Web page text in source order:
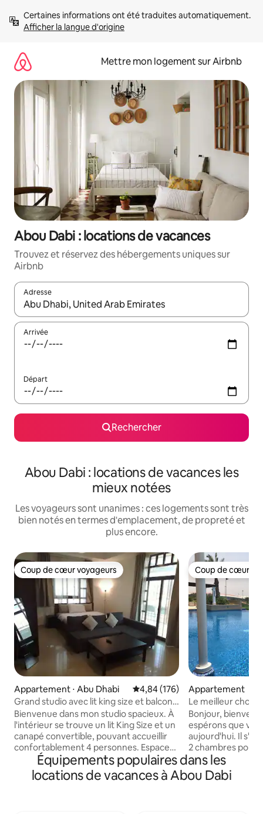
directement
Afficher la langue d'origine
Mettre mon logement sur Airbnb
Abou Dabi : locations de vacances
Trouvez et réservez des hébergements uniques sur
Airbnb
Adresse
Lorsque les résultats s'affichent, utilisez les flèches vers le
Arrivée
Départ
Rechercher
Abou Dabi : locations de vacances les
mieux notées
Les voyageurs sont unanimes : ces logements sont très
bien notés en termes d'emplacement, de propreté et
plus encore.
Coup de cœur voyageurs
Coup de cœur voyageurs
Appartement ⋅ Abu Dhabi Évaluation moyenne sur la
4,84 (176)
Grand studio avec lit king size et balcon
massif près de l'AUH
Bienvenue dans mon studio spacieux. À
l'intérieur se trouve un lit King Size et un
canapé convertible, pouvant accueillir
confortablement 4 personnes. Espace
bureau désigné, équipé d'une chaise de
bureau confortable et d'une connexion
Wi-Fi pour les réunions. Salle de bain
Coup de cœur
Coup de cœur
Appartement
Le meilleur choix
de Yas à Abou
Bonjour,
espérons que
aujourd'hui. Il
2 chambres
5 personnes.
entièrement
est très
Équipements populaires dans les
locations de vacances à Abou Dabi